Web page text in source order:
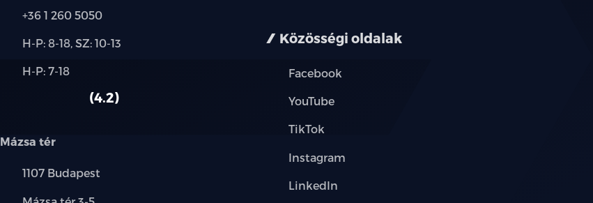
Vezető és utas oldali kettős napellenző (elölre és oldalra külön lehajtható)
Elektromosan 4 irányba állítható kormánykerék
Telefon:
+36 1 260 5050
Új-
használt
H-P: 8-18, SZ: 10-13
Alkatrész,
H-P: 7-18
4.2
Mázsa tér
Település:
1107 Budapest
Cím:
Közösségi oldalak
Facebook
YouTube
TikTok
Instagram
LinkedIn